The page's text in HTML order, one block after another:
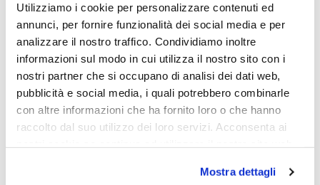
Utilizziamo i cookie per personalizzare contenuti ed
annunci, per fornire funzionalità dei social media e per
analizzare il nostro traffico. Condividiamo inoltre
informazioni sul modo in cui utilizza il nostro sito con i
nostri partner che si occupano di analisi dei dati web,
pubblicità e social media, i quali potrebbero combinarle
con altre informazioni che ha fornito loro o che hanno
raccolto dal suo utilizzo dei loro servizi. Acconsenta ai
Mostra dettagli
da OTTICA DIOPTER
Showing the single result
Sold out